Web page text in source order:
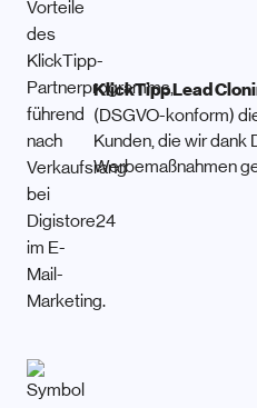
KlickTipp Lead
(DSGVO-konform)
Kunden, die wir dank
Werbemaßnahmen